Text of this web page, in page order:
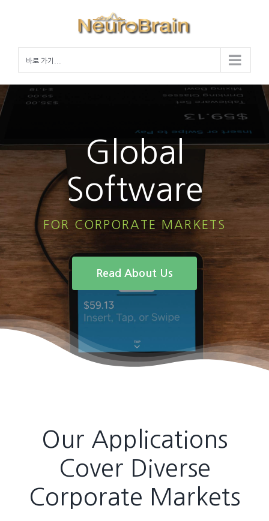
바로 가기...
Global
Software
FOR CORPORATE MARKETS
Read About Us
Our Applications
Cover Diverse
Corporate Markets